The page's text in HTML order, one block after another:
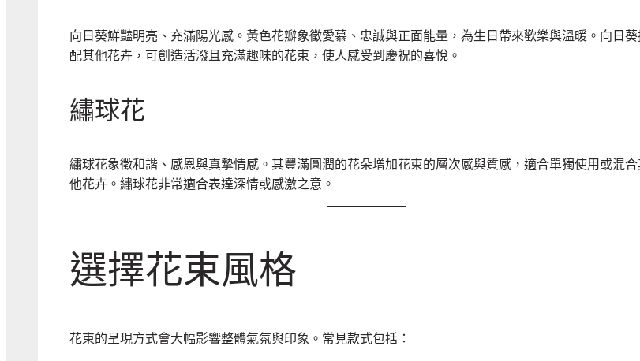
向日葵鮮豔明亮、充滿陽光感。黃色花瓣象徵愛慕、忠誠與正面能量，為生日帶來歡樂與溫暖。向日
配其他花卉，可創造活潑且充滿趣味的花束，使人感受到慶祝的喜悅。
繡球花
繡球花象徵和諧、感恩與真摯情感。其豐滿圓潤的花朵增加花束的層次感與質感，適合單獨使用或混
他花卉。繡球花非常適合表達深情或感激之意。
選擇花束風格
花束的呈現方式會大幅影響整體氣氛與印象。常見款式包括：